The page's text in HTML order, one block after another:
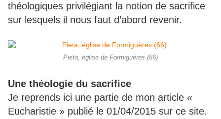
théologiques privilégiant la notion de sacrifice
sur lesquels il nous faut d’abord revenir.
Pieta, église de Formiguères (66)
Une théologie du sacrifice
Je reprends ici une partie de mon article «
Eucharistie » publié le 01/04/2015 sur ce site.